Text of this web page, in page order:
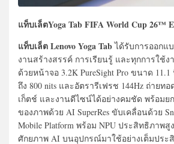
แท็บเล็ตYoga Tab FIFA World Cup 26™
แท็บเล็ต Lenovo Yoga Tabได้รับการออกแ
งานสร้างสรรค์ การเรียนรู้ และทุกการใช้
ด้วยหน้าจอ 3.2K PureSight Pro ขนาด
ถึง 800 nits และอัตรารีเฟรช 144Hz ถ่ายท
เก็ตช์ และงานดีไซน์ได้อย่างคมชัด พร้อมย
ของภาพด้วย AI SuperRes ขับเคลื่อนด้วย
Mobile Platform พร้อม NPU ประสิทธิภาพสู
ศักยภาพ AI บนอุปกรณ์มาใช้อย่างเต็มประ